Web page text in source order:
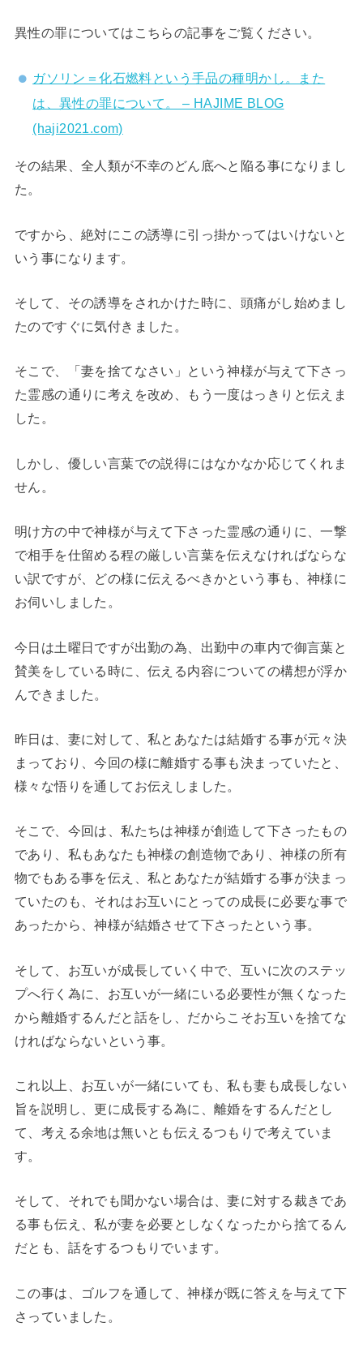
異性の罪についてはこちらの記事をご覧ください。
ガソリン＝化石燃料という手品の種明かし。また
は、異性の罪について。 – HAJIME BLOG
(haji2021.com)
その結果、全人類が不幸のどん底へと陥る事になりまし
た。
ですから、絶対にこの誘導に引っ掛かってはいけないと
いう事になります。
そして、その誘導をされかけた時に、頭痛がし始めまし
たのですぐに気付きました。
そこで、「妻を捨てなさい」という神様が与えて下さっ
た霊感の通りに考えを改め、もう一度はっきりと伝えま
した。
しかし、優しい言葉での説得にはなかなか応じてくれま
せん。
明け方の中で神様が与えて下さった霊感の通りに、一撃
で相手を仕留める程の厳しい言葉を伝えなければならな
い訳ですが、どの様に伝えるべきかという事も、神様に
お伺いしました。
今日は土曜日ですが出勤の為、出勤中の車内で御言葉と
賛美をしている時に、伝える内容についての構想が浮か
んできました。
昨日は、妻に対して、私とあなたは結婚する事が元々決
まっており、今回の様に離婚する事も決まっていたと、
様々な悟りを通してお伝えしました。
そこで、今回は、私たちは神様が創造して下さったもの
であり、私もあなたも神様の創造物であり、神様の所有
物でもある事を伝え、私とあなたが結婚する事が決まっ
ていたのも、それはお互いにとっての成長に必要な事で
あったから、神様が結婚させて下さったという事。
そして、お互いが成長していく中で、互いに次のステッ
プへ行く為に、お互いが一緒にいる必要性が無くなった
から離婚するんだと話をし、だからこそお互いを捨てな
ければならないという事。
これ以上、お互いが一緒にいても、私も妻も成長しない
旨を説明し、更に成長する為に、離婚をするんだとし
て、考える余地は無いとも伝えるつもりで考えていま
す。
そして、それでも聞かない場合は、妻に対する裁きであ
る事も伝え、私が妻を必要としなくなったから捨てるん
だとも、話をするつもりでいます。
この事は、ゴルフを通して、神様が既に答えを与えて下
さっていました。